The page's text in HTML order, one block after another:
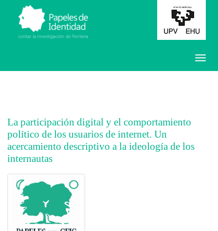
La participación digital y el comportamiento
político de los usuarios de internet. Un
acercamiento descriptivo a la ideología de los
internautas
##plugins.themes.bootstrap3.article.main##